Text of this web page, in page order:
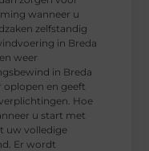
wanneer u
zelfstandig
in Breda
weer
in Breda
en geeft
Hoe
u start met
uw volledige
Er wordt